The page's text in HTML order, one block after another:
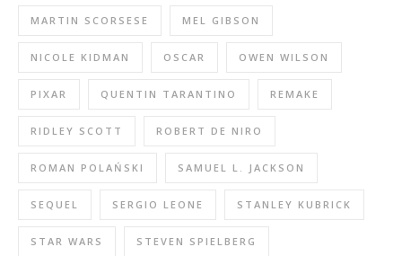
MARTIN SCORSESE MEL GIBSON
NICOLE KIDMAN OSCAR OWEN WILSON
PIXAR QUENTIN TARANTINO REMAKE
RIDLEY SCOTT ROBERT DE NIRO
ROMAN POLAŃSKI SAMUEL L. JACKSON
SEQUEL SERGIO LEONE STANLEY KUBRICK
STAR WARS STEVEN SPIELBERG